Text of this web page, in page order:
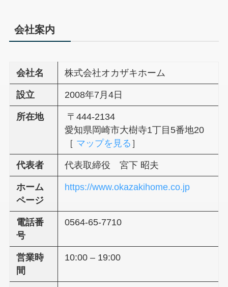
会社案内
会社名 株式会社オカザキホーム
設立 2008年7月4日
所在地
〒444-2134
愛知県岡崎市大樹寺1丁目5番地20
［ マップを見る ］
代表者 代表取締役 宮下 昭夫
ホーム
ページ
https://www.okazakihome.co.jp
電話番
号
0564-65-7710
営業時
間
10:00 – 19:00